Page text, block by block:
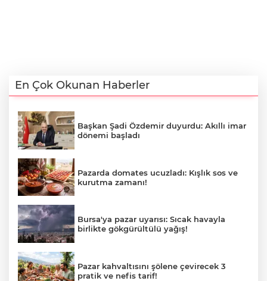
En Çok Okunan Haberler
Başkan Şadi Özdemir duyurdu: Akıllı imar
dönemi başladı
Pazarda domates ucuzladı: Kışlık sos ve
kurutma zamanı!
Bursa'ya pazar uyarısı: Sıcak havayla
birlikte gökgürültülü yağış!
Pazar kahvaltısını şölene çevirecek 3
pratik ve nefis tarif!